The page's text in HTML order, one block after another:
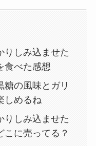
りしみ込ませた
食べた感想
糖の風味とガリ
しめるね
りしみ込ませた
こに売ってる？